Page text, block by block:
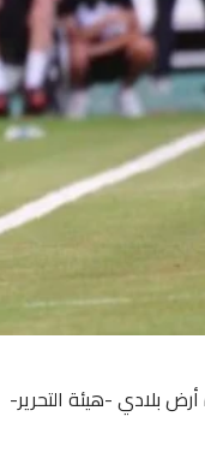
بلادي -هيئة التحرير-